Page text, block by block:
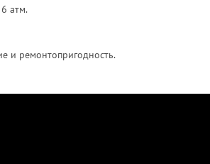
атм.
и ремонтопригодность.